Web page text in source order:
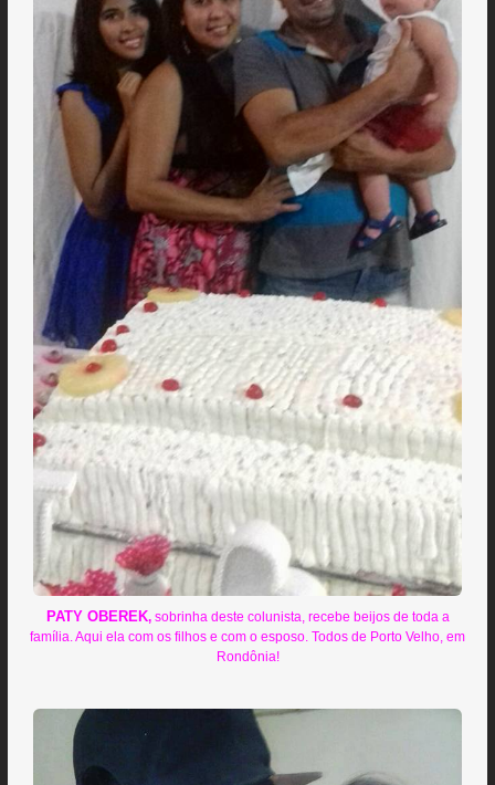
PATY OBEREK, sobrinha deste colunista, recebe beijos de toda a
família. Aqui ela com os filhos e com o esposo. Todos de Porto Velho, em
Rondônia!